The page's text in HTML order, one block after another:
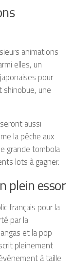
animations
elles, un
pour
shinobue, une
aussi
la pêche aux
grande tombola
lots à gagner.
plein essor
français pour la
par la
et la pop
pleinement
à taille